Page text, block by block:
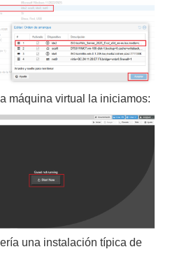
máquina virtual la iniciamos:
una instalación típica de